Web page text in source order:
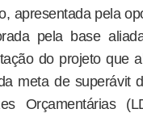
apresentada pela
pela base
do projeto que
meta de superávit
Orçamentárias